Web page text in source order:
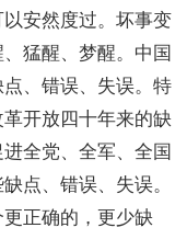
安然度过。坏事变
猛醒、梦醒。中国
、错误、失误。特
开放四十年来的缺
全党、全军、全国
点、错误、失误。
正确的，更少缺